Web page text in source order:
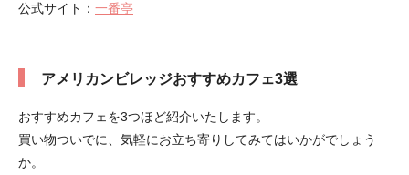
公式サイト： 一番亭
アメリカンビレッジおすすめカフェ3選
おすすめカフェを3つほど紹介いたします。
買い物ついでに、気軽にお立ち寄りしてみてはいかがでしょう
か。